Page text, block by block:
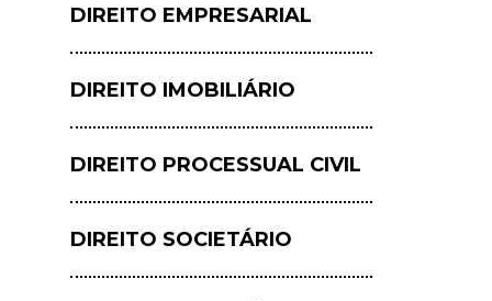
DIREITO EMPRESARIAL
DIREITO IMOBILIÁRIO
DIREITO PROCESSUAL CIVIL
DIREITO SOCIETÁRIO